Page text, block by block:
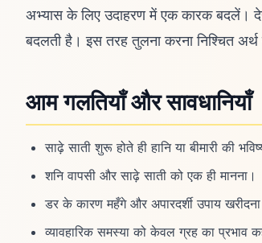
अभ्यास के लिए उदाहरण में एक कारक बदलें।
बदलती है। इस तरह तुलना करना निश्चित
आम गलतियाँ और सावधानियाँ
साढ़े साती शुरू होते ही हानि या बीमारी की
शनि वापसी और साढ़े साती को एक ही मानना।
डर के कारण महँगे और अपारदर्शी उपाय
व्यावहारिक समस्या को केवल ग्रह का प्रभाव